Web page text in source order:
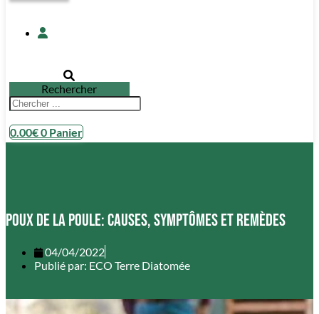
Rechercher
0.00€0 Panier
Poux de la poule: causes, symptômes et remèdes
04/04/2022
Publié par: ECO Terre Diatomée